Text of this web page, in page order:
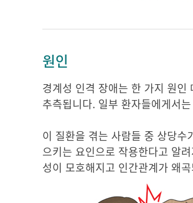
원인
경계성 인격 장애는 한 가지 원
추측됩니다. 일부 환자들에게서
이 질환을 겪는 사람들 중 상당
으키는 요인으로 작용한다고 알
성이 모호해지고 인간관계가 왜